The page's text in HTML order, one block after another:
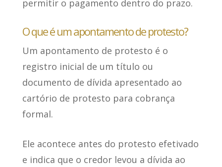
permitir o pagamento dentro do prazo.
O que é um apontamento de protesto?
Um apontamento de protesto é o
registro inicial de um título ou
documento de dívida apresentado ao
cartório de protesto para cobrança
formal.
Ele acontece antes do protesto efetivado
e indica que o credor levou a dívida ao